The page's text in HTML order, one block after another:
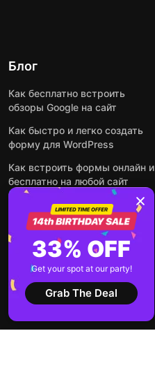
Блог
Как бесплатно встроить
обзоры Google на сайт
Как быстро и легко создать
форму для WordPress
Как встроить формы онлайн и
бесплатно на любой сайт
Как встроить ленту Instagram
на сайт
Как добавить чат-бота на
основе искусственного
интеллекта на свой сайт
Посмотреть все посты
33% OFF
Get your spot at our party!
Grab The Deal